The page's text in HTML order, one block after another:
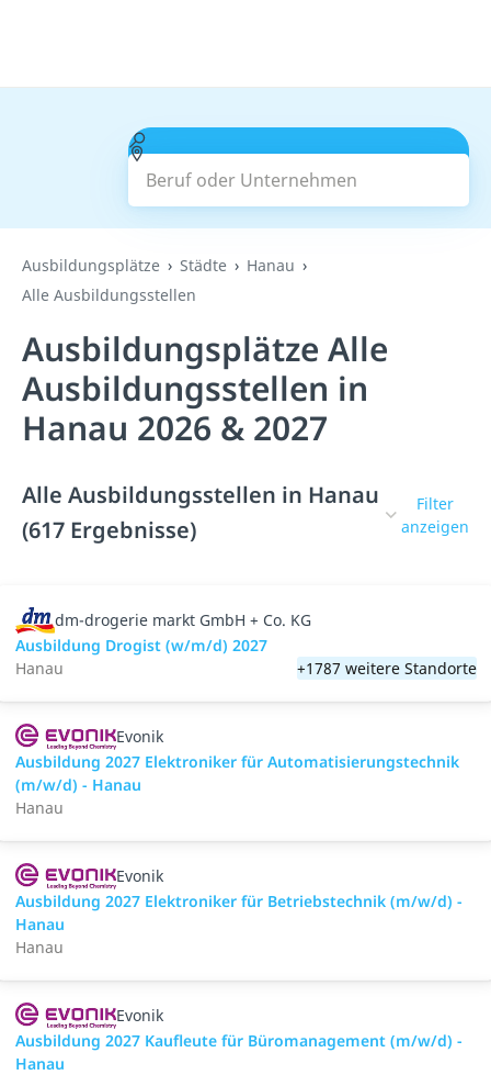
Beruf oder Unternehmen
Suchen
Ausbildungsplätze Städte
Hanau
Alle Ausbildungsstellen
Ausbildungsplätze Alle
Ausbildungsstellen in
Hanau 2026 & 2027
Alle Ausbildungsstellen in Hanau
(617 Ergebnisse)
Filter
anzeigen
dm-drogerie markt GmbH + Co. KG
Ausbildung Drogist (w/m/d) 2027
Hanau
+1787 weitere Standorte
Evonik
Ausbildung 2027 Elektroniker für Automatisierungstechnik
(m/w/d) - Hanau
Hanau
Evonik
Ausbildung 2027 Elektroniker für Betriebstechnik (m/w/d) -
Hanau
Hanau
Evonik
Ausbildung 2027 Kaufleute für Büromanagement (m/w/d) -
Hanau